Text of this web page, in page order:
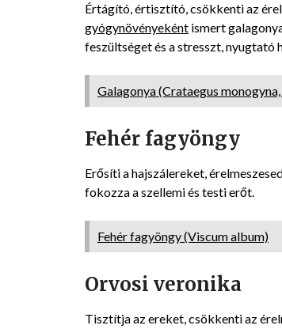
Értágító, értisztító, csökkenti az
gyógynövényeként ismert
feszültséget és a stresszt, nyugtató
Galagonya (Crataegus
Fehér fagyöngy
Erősíti a hajszálereket,
fokozza a szellemi és testi erőt.
Fehér fagyöngy (Viscum album)
Orvosi veronika
Tisztítja az ereket, csökkenti az